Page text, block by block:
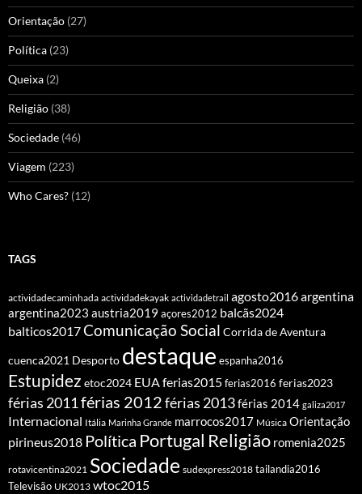
Orientação (27)
Política (23)
Queixa (2)
Religião (38)
Sociedade (46)
Viagem (223)
Who Cares? (12)
TAGS
actividadecaminhada actividadekayak actividadetrail agosto2016argentina
argentina2023 austria2019 açores2012 balcãs2024
balticos2017Comunicação Social Corrida de Aventura
cuenca2021 Desporto destaque espanha2016
Estupidez etoc2024 EUAferias2015ferias2016 ferias2023
férias 2011férias 2012férias 2013férias 2014 galiza2017
Internacional Itália Marinha Grande marrocos2017 Música Orientação
pirineus2018 Política Portugal Religião romenia2025
rotavicentina2021 Sociedade sudexpress2018 tailandia2016
Televisão UK2013 wtoc2015